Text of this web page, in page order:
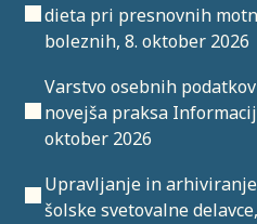
dieta pri presnovnih
boleznih, 8. oktober 2026
Varstvo osebnih
novejša praksa
oktober 2026
Upravljanje in
šolske svetovalne delavce,